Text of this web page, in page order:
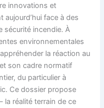
innovations et
face à des
sécurité incendie. À
environnementales
la réaction au
son cadre normatif
du particulier à
Ce dossier propose
réalité terrain de ce